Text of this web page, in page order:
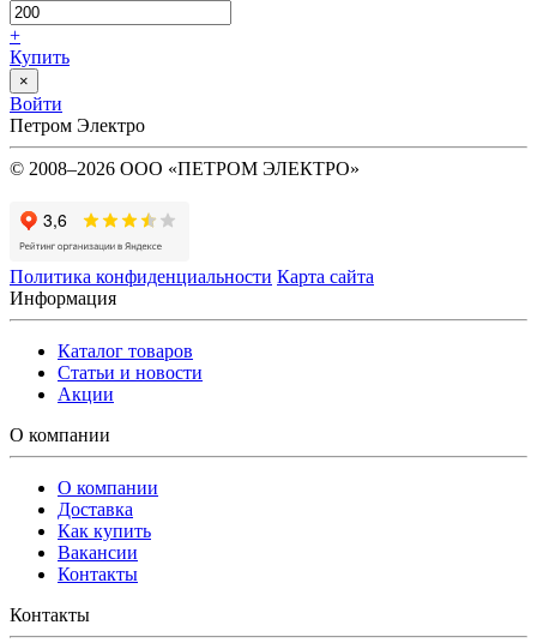
+
Купить
×
Войти
Петром Электро
© 2008–2026 ООО «ПЕТРОМ ЭЛЕКТРО»
Политика конфиденциальности Карта сайта
Информация
Каталог товаров
Статьи и новости
Акции
О компании
О компании
Доставка
Как купить
Вакансии
Контакты
Контакты